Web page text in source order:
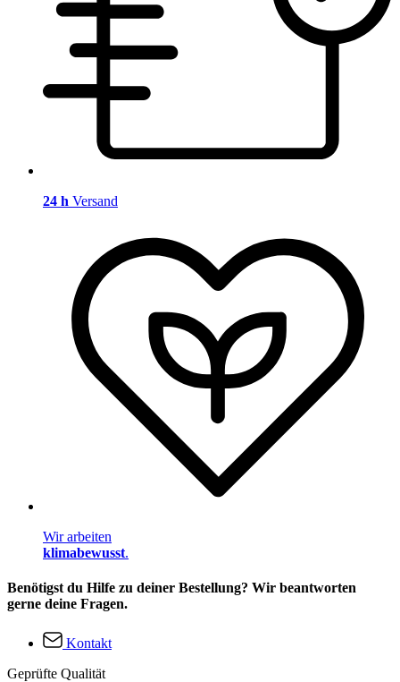
24 h Versand
Wir arbeiten
klimabewusst.
Benötigst du Hilfe zu deiner Bestellung? Wir beantworten
gerne deine Fragen.
Kontakt
Geprüfte Qualität